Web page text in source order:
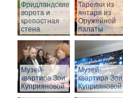
Фридландские
ворота и
крепостная
стена
Тарелки из
янтаря из
Оружейной
палаты
Музей-
квартира Зои
Куприяновой
Музей-
квартира Зои
Куприяновой